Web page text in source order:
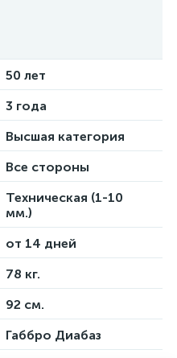
50 лет
3 года
Высшая категория
Все стороны
Техническая (1-10
мм.)
от 14 дней
78 кг.
92 см.
Габбро Диабаз